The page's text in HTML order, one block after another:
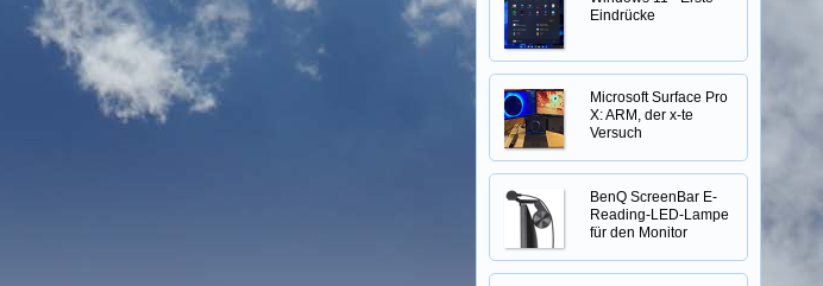
Eindrücke
Microsoft Surface Pro
X: ARM, der x-te
Versuch
BenQ ScreenBar E-
Reading-LED-Lampe
für den Monitor